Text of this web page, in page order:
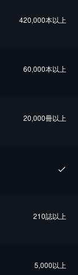
420,000本以上
60,000本以上
20,000冊以上
210誌以上
5,000以上